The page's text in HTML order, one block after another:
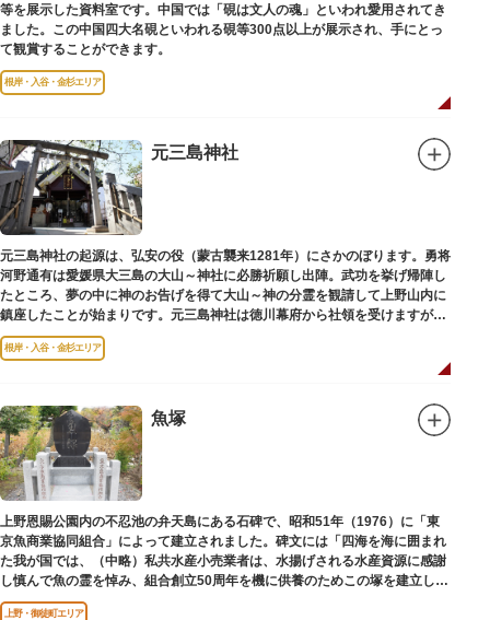
等を展示した資料室です。中国では「硯は文人の魂」といわれ愛用されてき
ました。この中国四大名硯といわれる硯等300点以上が展示され、手にとっ
て観賞することができます。
根岸・入谷・金杉エリア
元三島神社
元三島神社の起源は、弘安の役（蒙古襲来1281年）にさかのぼります。勇将
河野通有は愛媛県大三島の大山～神社に必勝祈願し出陣。武功を挙げ帰陣し
たところ、夢の中に神のお告げを得て大山～神の分霊を観請して上野山内に
鎮座したことが始まりです。元三島神社は徳川幕府から社領を受けますが、
御用地となったために上野から浅草へ移転し、現在の地に至ります。
根岸・入谷・金杉エリア
魚塚
上野恩賜公園内の不忍池の弁天島にある石碑で、昭和51年（1976）に「東
京魚商業協同組合」によって建立されました。碑文には「四海を海に囲まれ
た我が国では、（中略）私共水産小売業者は、水揚げされる水産資源に感謝
し慎んで魚の霊を悼み、組合創立50周年を機に供養のためこの塚を建立しま
す」とあります。
上野・御徒町エリア